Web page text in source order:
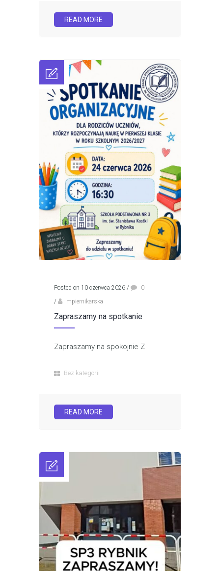
READ MORE
Posted on 10 czerwca 2026 /
0
/
mpiernikarska
Zapraszamy na spotkanie
Zapraszamy na spokojnie Z
Bez kategorii
READ MORE